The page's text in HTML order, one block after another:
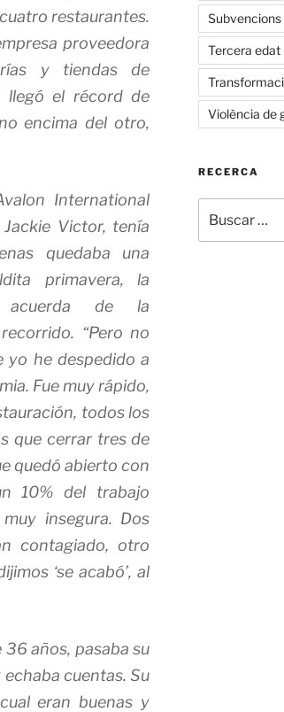
restaurantes.
proveedora
y tiendas de
llegó el récord de
encima del otro,
International
Victor, tenía
quedaba una
primavera, la
acuerda de la
“Pero no
yo he despedido a
Fue muy rápido,
todos los
que cerrar tres de
quedó abierto con
10% del trabajo
insegura. Dos
contagiado, otro
‘se acabó’, al
años, pasaba su
cuentas. Su
eran buenas y
Subvencions
Tercera edat
Violència de
RECERCA
por: